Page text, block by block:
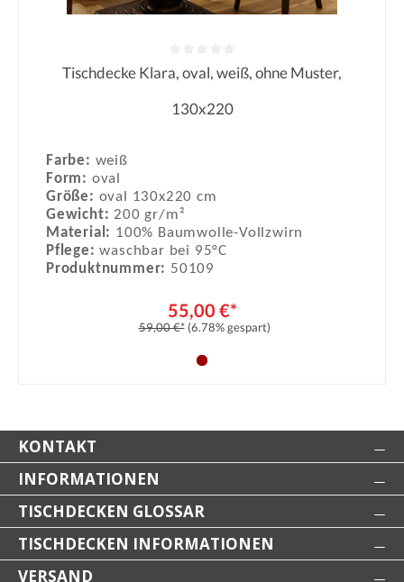
Durchschnittliche Bewertung von 0
Tischdecke Klara, oval, weiß, ohne Muster,
130x220
Farbe: weiß
Form: oval
Größe: oval 130x220 cm
Gewicht:200 gr/m²
Material: 100% Baumwolle-Vollzwirn
Pflege:waschbar bei 95°C
Produktnummer: 50109
55,00 €*
59,00 €* (6.78% gespart)
KONTAKT
INFORMATIONEN
TISCHDECKEN GLOSSAR
TISCHDECKEN INFORMATIONEN
VERSAND